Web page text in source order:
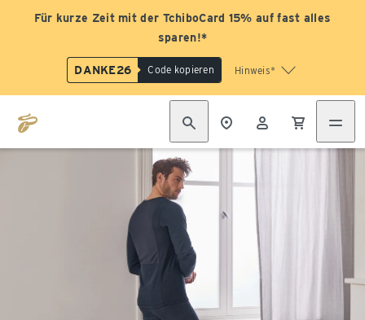
Für kurze Zeit mit der TchiboCard 15% auf fast alles
sparen!*
DANKE26 Code kopieren Hinweis*